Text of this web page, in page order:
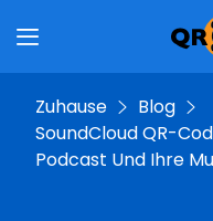
Zuhause
Blog
SoundCloud QR-
Podcast Und Ihre